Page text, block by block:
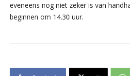
eveneens nog niet zeker is van
beginnen om 14.30 uur.